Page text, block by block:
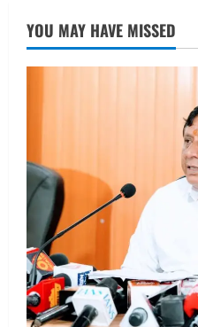
2
नाबार्ड ने
मुंबई में तीन
3
सहसपुर
निरीक्षण
शिविर
August
4
तीलू
चयन : रेखा
August
YOU MAY HAVE MISSED